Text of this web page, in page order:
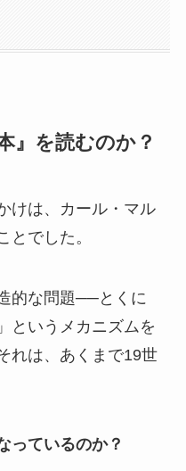
』を読むのか？
けは、カール・マル
とでした。
的な問題──とくに
というメカニズムを
れは、あくまで19世
っているのか？